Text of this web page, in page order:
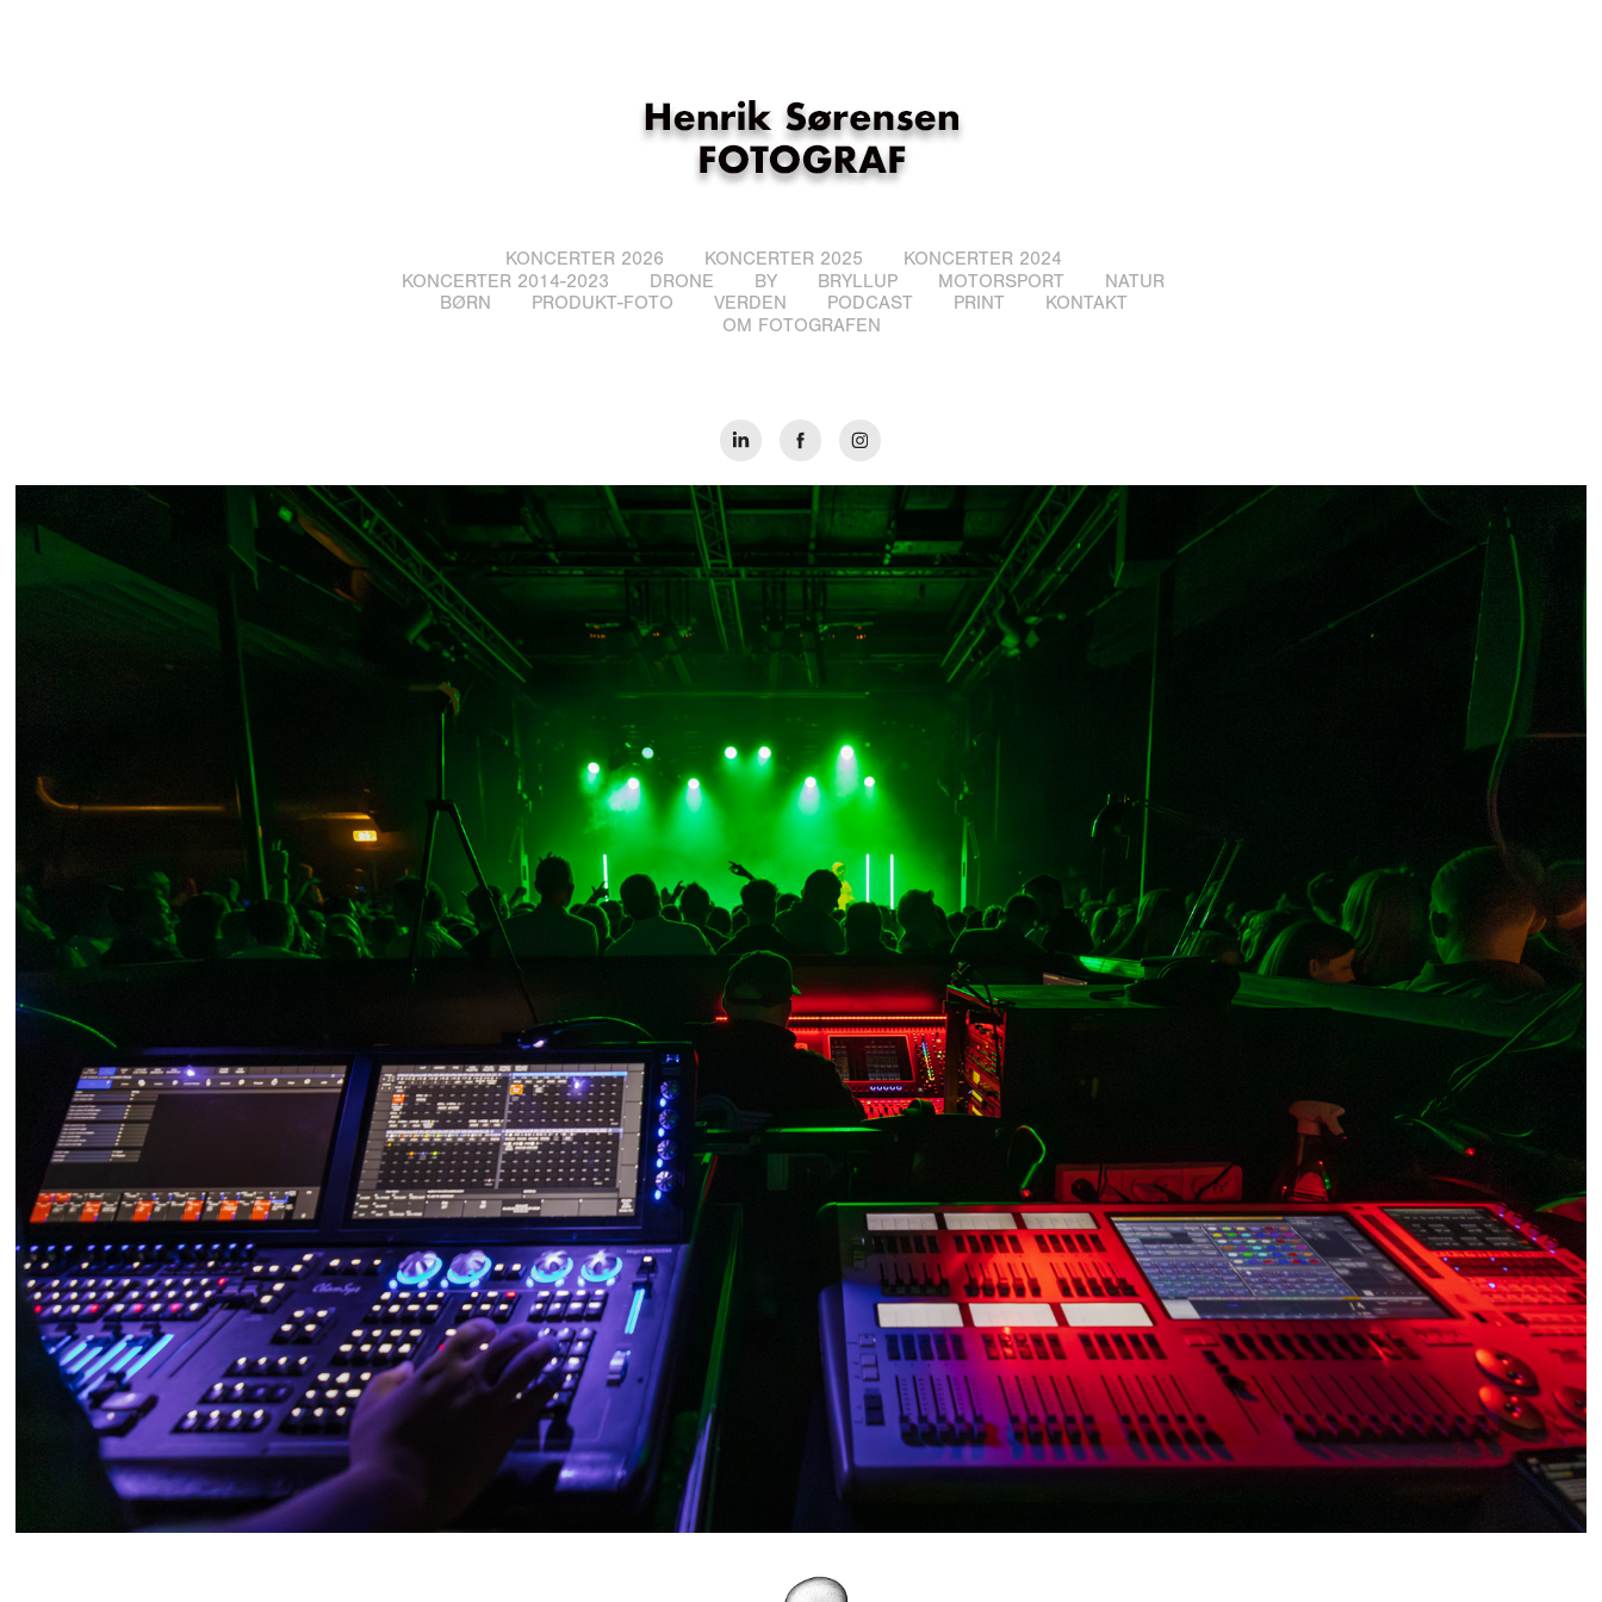
KONCERTER 2026 KONCERTER 2025
KONCERTER 2024
KONCERTER 2014-2023
DRONE BY BRYLLUP MOTORSPORT
NATUR
BØRN
PRODUKT-FOTO VERDEN PODCAST PRINT
KONTAKT
OM FOTOGRAFEN